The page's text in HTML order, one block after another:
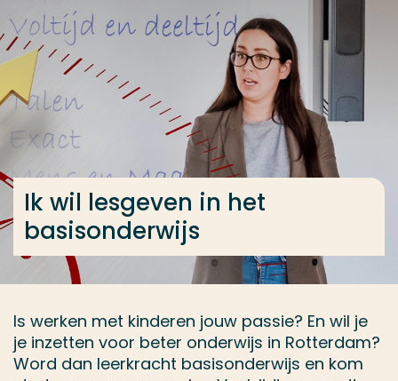
Ga direct naar de content
... > Ik wil lesgeven in het basisonderwijs
Ik wil lesgeven in het
basisonderwijs
Is werken met kinderen jouw passie? En wil je
je inzetten voor beter onderwijs in Rotterdam?
Word dan leerkracht basisonderwijs en kom
Veel gezocht
Opleiding
Contact